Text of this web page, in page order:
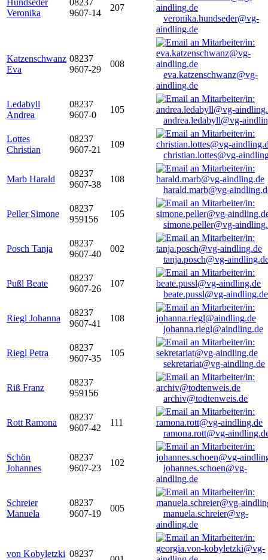
Hundseder
Veronika
08237
9607-14
207
veronika.hundseder@vg-
aindling.de
Katzenschwanz
Eva
08237
9607-29
008
eva.katzenschwanz@vg-
aindling.de
Ledabyll
Andrea
08237
9607-0
105
andrea.ledabyll@vg-
Lottes
Christian
08237
9607-21
109
christian.lottes@vg-
Marb Harald
08237
9607-38
108
harald.marb@vg-
Peller Simone
08237
959156
105
simone.peller@vg-
Posch Tanja
08237
9607-40
002
tanja.posch@vg-
Pußl Beate
08237
9607-26
107
beate.pussl@vg-aindling.de
Riegl Johanna
08237
9607-41
108
johanna.riegl@aindling.de
Riegl Petra
08237
9607-35
105
sekretariat@vg-aindling.de
Riß Franz
08237
959156
archiv@todtenweis.de
Rott Ramona
08237
9607-42
111
ramona.rott@vg-
Schön
Johannes
08237
9607-23
102
johannes.schoen@vg-
aindling.de
Schreier
Manuela
08237
9607-19
005
manuela.schreier@vg-
aindling.de
von Kobyletzki 08237